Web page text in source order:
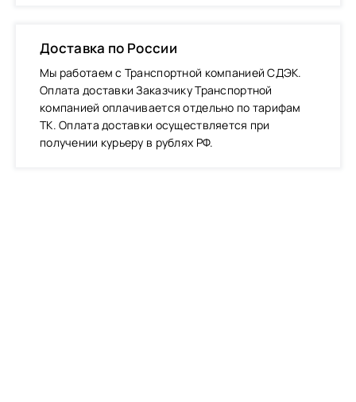
Доставка по России
Мы работаем с Транспортной компанией СДЭК.
Оплата доставки Заказчику Транспортной
компанией оплачивается отдельно по тарифам
ТК. Оплата доставки осуществляется при
получении курьеру в рублях РФ.